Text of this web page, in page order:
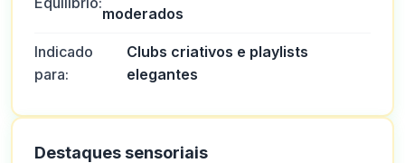
moderados
Indicado
para:
Clubs criativos e playlists
elegantes
Destaques sensoriais